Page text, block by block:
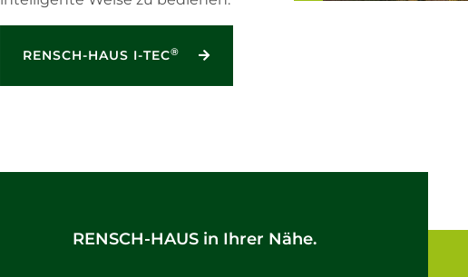
RENSCH-HAUS I-TEC®
RENSCH-HAUS in Ihrer Nähe.